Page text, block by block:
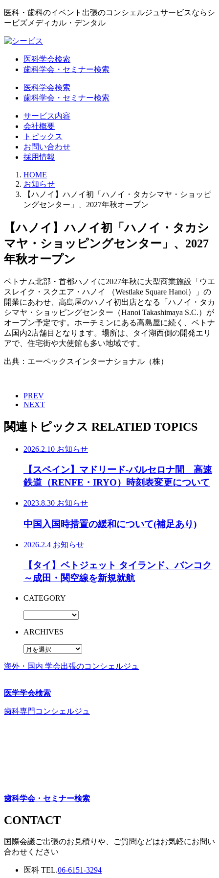
医科・歯科のイベント出張のコンシェルジュサービスならシ
ービズメディカル・デンタル
医科学会検索
歯科学会・セミナー検索
医科学会検索
歯科学会・セミナー検索
サービス内容
会社概要
トピックス
お問い合わせ
採用情報
HOME
お知らせ
【ハノイ】ハノイ初「ハノイ・タカシマヤ・ショッピ
ングセンター」、2027年秋オープン
【ハノイ】ハノイ初「ハノイ・タカシ
マヤ・ショッピングセンター」、2027
年秋オープン
ベトナム北部・首都ハノイに2027年秋に大型商業施設「ウエ
スレイク・スクエア・ハノイ （Westlake Square Hanoi）」の
開業にあわせ、高島屋のハノイ初出店となる「ハノイ・タカ
シマヤ・ショッピングセンター（Hanoi Takashimaya S.C.）が
オープン予定です。ホーチミンにある高島屋に続く、ベトナ
ム国内2店舗目となります。場所は、タイ湖西側の開発エリ
アで、住宅街や大使館も多い地域です。
出典：エーペックスインターナショナル（株）
PREV
NEXT
関連トピックス RELATIED TOPICS
2026.2.10 お知らせ
【スペイン】マドリード-バルセロナ間 高速
鉄道（RENFE・IRYO）時刻表変更について
2023.8.30 お知らせ
中国入国時措置の緩和について(補足あり)
2026.2.4 お知らせ
【タイ】ベトジェット タイランド、バンコク
～成田・関空線を新規就航
CATEGORY
ARCHIVES
海外・国内 学会出張のコンシェルジュ
医学学会検索
歯科専門コンシェルジュ
歯科学会・セミナー検索
CONTACT
国際会議ご出張のお見積りや、ご質問などはお気軽にお問い
合わせください
医科 TEL.06-6151-3294